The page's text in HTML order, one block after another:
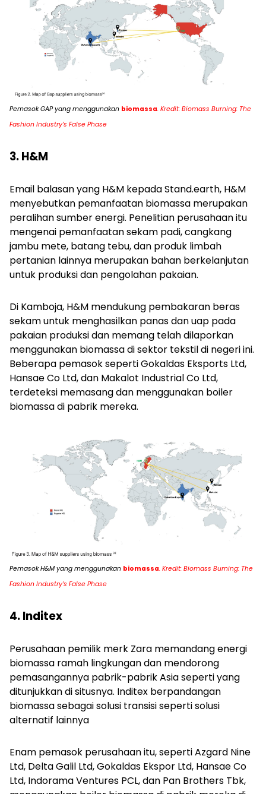
Pemasok GAP yang menggunakan biomassa. Kredit: Biomass Burning: The
Fashion Industry’s False Phase
3. H&M
Email balasan yang H&M kepada Stand.earth, H&M
menyebutkan pemanfaatan biomassa merupakan
peralihan sumber energi. Penelitian perusahaan itu
mengenai pemanfaatan sekam padi, cangkang
jambu mete, batang tebu, dan produk limbah
pertanian lainnya merupakan bahan berkelanjutan
untuk produksi dan pengolahan pakaian.
Di Kamboja, H&M mendukung pembakaran beras
sekam untuk menghasilkan panas dan uap pada
pakaian produksi dan memang telah dilaporkan
menggunakan biomassa di sektor tekstil di negeri ini.
Beberapa pemasok seperti Gokaldas Eksports Ltd,
Hansae Co Ltd, dan Makalot Industrial Co Ltd,
terdeteksi memasang dan menggunakan boiler
biomassa di pabrik mereka.
Pemasok H&M yang menggunakan biomassa. Kredit: Biomass Burning: The
Fashion Industry’s False Phase
4. Inditex
Perusahaan pemilik merk Zara memandang energi
biomassa ramah lingkungan dan mendorong
pemasangannya pabrik-pabrik Asia seperti yang
ditunjukkan di situsnya. Inditex berpandangan
biomassa sebagai solusi transisi seperti solusi
alternatif lainnya
Enam pemasok perusahaan itu, seperti Azgard Nine
Ltd, Delta Galil Ltd, Gokaldas Ekspor Ltd, Hansae Co
Ltd, Indorama Ventures PCL, dan Pan Brothers Tbk,